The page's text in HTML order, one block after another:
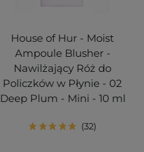
House of Hur - Moist
Ampoule Blusher -
Nawilżający Róż do
Policzków w Płynie - 02
Deep Plum - Mini - 10 ml
32